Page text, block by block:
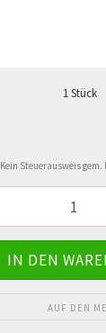
1Stück
Kein Steuerausweis
AUF DEN